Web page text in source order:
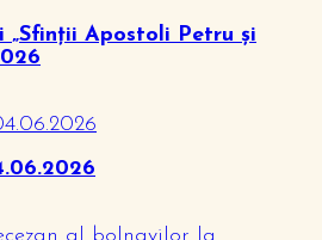
„Sfinții Apostoli Petru și